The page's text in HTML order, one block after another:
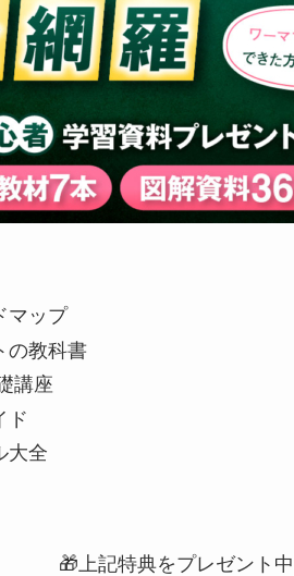
マップ
の教科書
講座
ド
大全
🎁上記特典をプレゼント中